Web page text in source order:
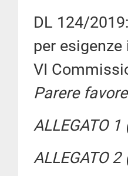
DL 124/
per
VI
Parere
ALLEGATO
ALLEGATO